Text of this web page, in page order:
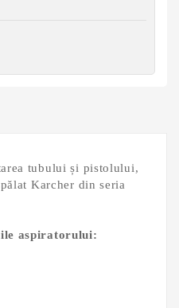
tubului și pistolului,
Karcher din seria
aspiratorului: